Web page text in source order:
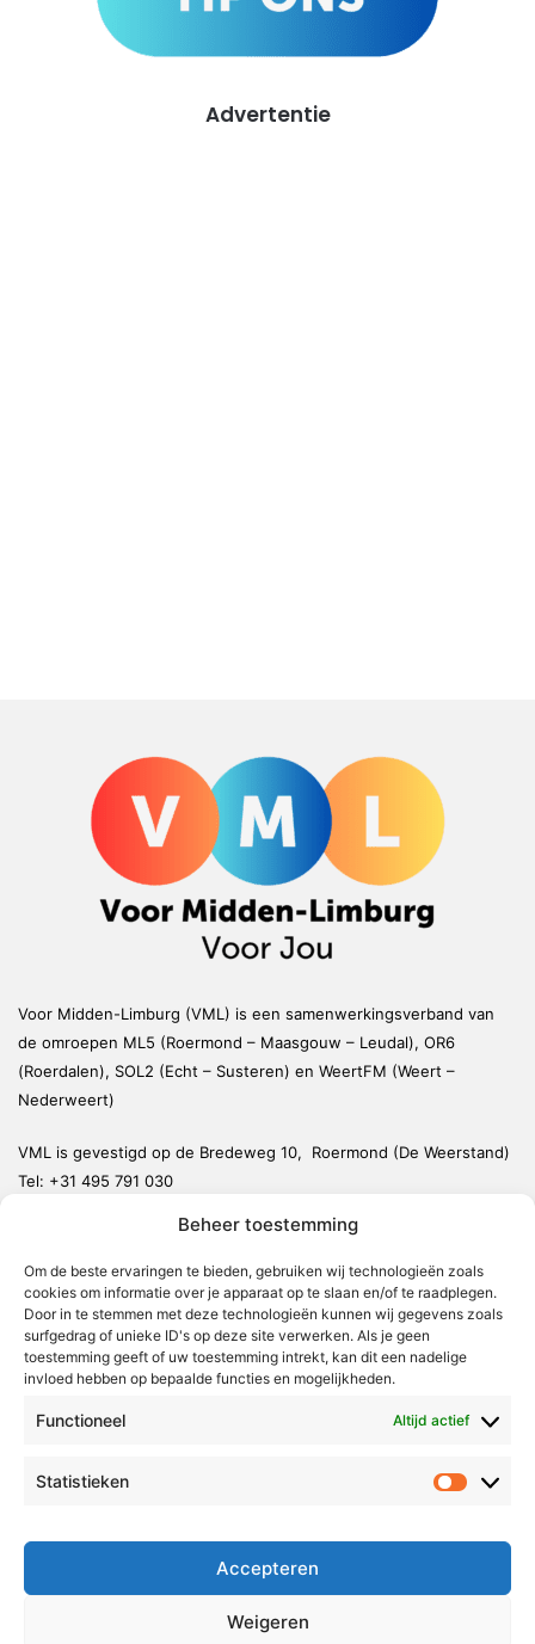
Beheer toestemming
Om de beste ervaringen te bieden, gebruiken wij technologieën zoals
cookies om informatie over je apparaat op te slaan en/of te raadplegen.
Door in te stemmen met deze technologieën kunnen wij gegevens zoals
surfgedrag of unieke ID's op deze site verwerken. Als je geen
toestemming geeft of uw toestemming intrekt, kan dit een nadelige
invloed hebben op bepaalde functies en mogelijkheden.
Functioneel Altijd actief
Statistieken
Accepteren
Weigeren
Advertentie
Voor Midden-Limburg (VML) is een samenwerkingsverband van
de omroepen ML5 (Roermond – Maasgouw – Leudal), OR6
(Roerdalen), SOL2 (Echt – Susteren) en WeertFM (Weert –
Nederweert)
VML is gevestigd op de Bredeweg 10, Roermond (De Weerstand)
Tel: +31 495 791 030
Weert
Nederweert
Leudal
Maasgouw
Echt-Susteren
Roermond
Radio & TV